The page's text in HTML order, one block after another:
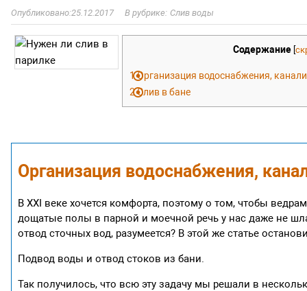
25.12.2017 Слив воды
Содержание
1Организация водоснабжения,
2Слив в бане
Организация водоснабжения,
В XXI веке хочется комфорта, поэтому о том, чтобы
дощатые полы в парной и моечной речь у нас даже не
отвод сточных вод, разумеется? В этой же статье
Подвод воды и отвод стоков из бани.
Так получилось, что всю эту задачу мы решали в